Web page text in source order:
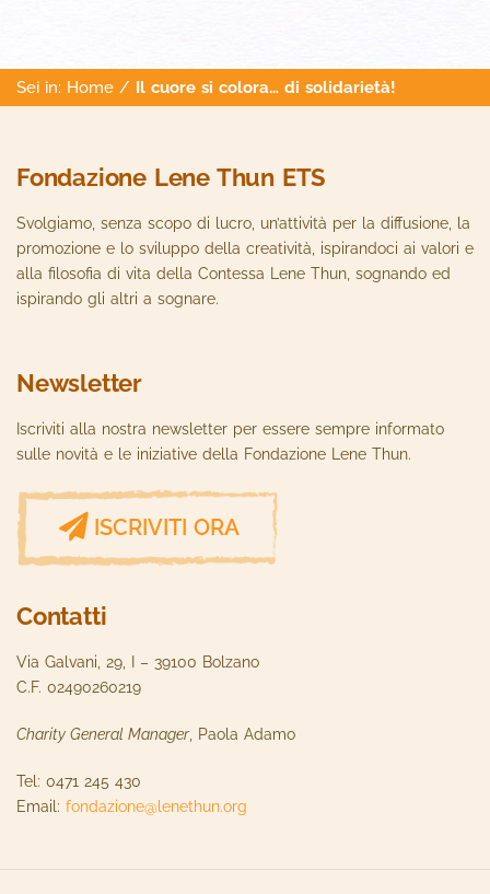
Sei in: Home / Il cuore si colora… di solidarietà!
Fondazione Lene Thun ETS
Svolgiamo, senza scopo di lucro, un’attività per la diffusione, la
promozione e lo sviluppo della creatività, ispirandoci ai valori e
alla filosofia di vita della Contessa Lene Thun, sognando ed
ispirando gli altri a sognare.
Newsletter
Iscriviti alla nostra newsletter per essere sempre informato
sulle novità e le iniziative della Fondazione Lene Thun.
ISCRIVITI ORA
Contatti
Via Galvani, 29, I – 39100 Bolzano
C.F. 02490260219
Charity General Manager , Paola Adamo
Tel: 0471 245 430
Email: fondazione@lenethun.org